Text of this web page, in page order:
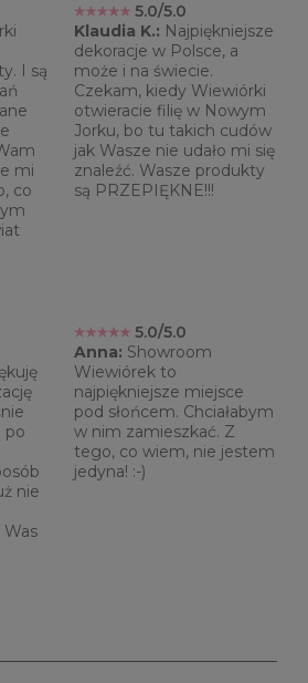
I są
mi
co
5.0/5.0
Klaudia K.: Najpiękniejsze
dekoracje w Polsce, a
może i na świecie.
Czekam, kiedy Wiewiórki
otwieracie filię w Nowym
Jorku, bo tu takich cudów
jak Wasze nie udało mi się
znaleźć. Wasze produkty
są PRZEPIĘKNE!!!
po
nie
5.0/5.0
Anna: Showroom
Wiewiórek to
najpiękniejsze miejsce
pod słońcem. Chciałabym
w nim zamieszkać. Z
tego, co wiem, nie jestem
jedyna! :-)